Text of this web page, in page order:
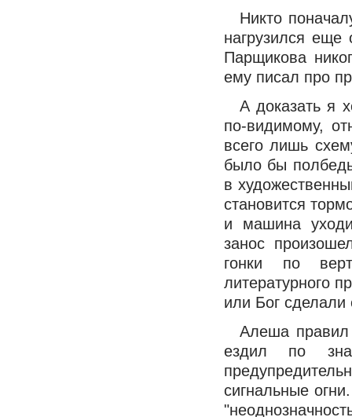
Никто
нагрузился
Парщикова
ему писал про
А доказать я
по-видимому,
всего лишь
было бы
в
становится
и машина
занос
гонки по
литературного
или Бог сделали
Алеша правил
ездил по
сигнальные